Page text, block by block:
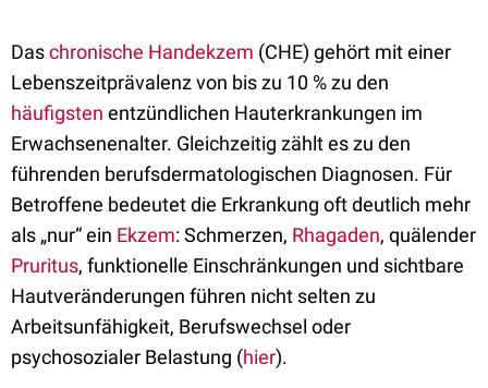
Daschronische Handekzem (CHE) gehört mit einer
Lebenszeitprävalenz von bis zu 10 % zu den
häufigsten entzündlichen Hauterkrankungen im
Erwachsenenalter. Gleichzeitig zählt es zu den
führenden berufsdermatologischen Diagnosen. Für
Betroffene bedeutet die Erkrankung oft deutlich mehr
als „nur“ ein Ekzem: Schmerzen, Rhagaden, quälender
Pruritus, funktionelle Einschränkungen und sichtbare
Hautveränderungen führen nicht selten zu
Arbeitsunfähigkeit, Berufswechsel oder
psychosozialer Belastung (hier).